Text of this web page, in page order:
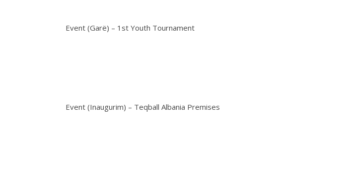
Event (Garë) – 1st Youth Tournament
Event (Inaugurim) – Teqball Albania Premises